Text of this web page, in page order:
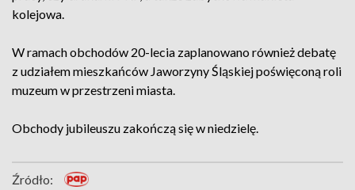
kolejowa.
W ramach obchodów 20-lecia zaplanowano również debatę
z udziałem mieszkańców Jaworzyny Śląskiej poświęconą roli
muzeum w przestrzeni miasta.
Obchody jubileuszu zakończą się w niedzielę.
Źródło: